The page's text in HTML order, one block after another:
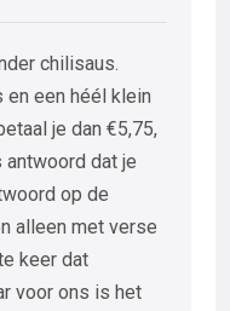
chilisaus.
en een héél klein
je dan €5,75,
antwoord dat je
op de
alleen met verse
keer dat
voor ons is het